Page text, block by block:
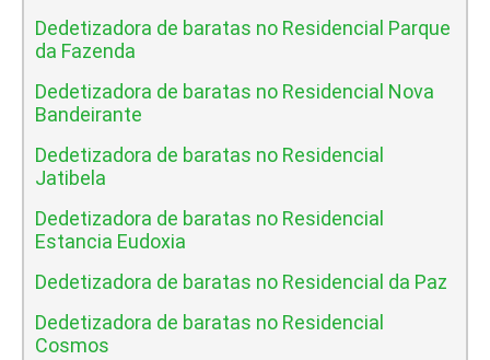
Dedetizadora de baratas no Residencial Parque
da Fazenda
Dedetizadora de baratas no Residencial Nova
Bandeirante
Dedetizadora de baratas no Residencial
Jatibela
Dedetizadora de baratas no Residencial
Estancia Eudoxia
Dedetizadora de baratas no Residencial da Paz
Dedetizadora de baratas no Residencial
Cosmos